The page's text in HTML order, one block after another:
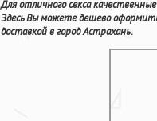
Для отличного секса
Здесь Вы можете дешево
доставкой в город Астрахань.